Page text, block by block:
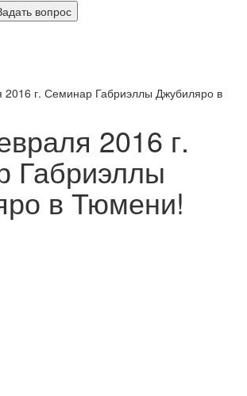
2016 г. Семинар Габриэллы Джубиляро в
2016 г.
Габриэллы
в Тюмени!